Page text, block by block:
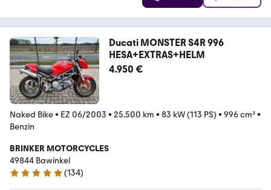
Ducati MONSTER S4R 996
HESA+EXTRAS+HELM
4.950 €
Naked Bike• EZ 06/2003 • 25.500 km • 83 kW (113 PS) • 996 cm³•
Benzin
BRINKER MOTORCYCLES
49844 Bawinkel
5 Sterne
(134)